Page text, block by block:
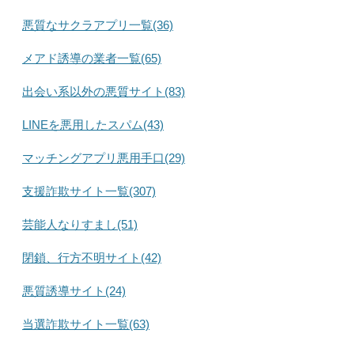
悪質なサクラアプリ一覧(36)
メアド誘導の業者一覧(65)
出会い系以外の悪質サイト(83)
LINEを悪用したスパム(43)
マッチングアプリ悪用手口(29)
支援詐欺サイト一覧(307)
芸能人なりすまし(51)
閉鎖、行方不明サイト(42)
悪質誘導サイト(24)
当選詐欺サイト一覧(63)